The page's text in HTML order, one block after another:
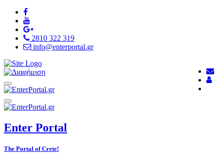
2810 322 319
info@enterportal.gr
Enter Portal
The Portal of Crete!